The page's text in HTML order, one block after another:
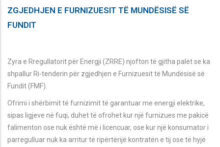
ZGJEDHJEN E FURNIZUESIT TË MUNDËSISË SË
FUNDIT
Zyra e Rregullatorit për Energji (ZRRE) njofton të gjitha palët se ka
shpallur Ri-tenderin për zgjedhjen e Furnizuesit të Mundësisë së
Fundit (FMF).
Ofrimi i shërbimit të furnizimit të garantuar me energji elektrike,
sipas ligjeve në fuqi, duhet të ofrohet kur një furnizues me pakicë
falimenton ose nuk është më i licencuar, ose kur një konsumator i
parregulluar nuk ka arritur të ripërtërijë kontratën e tij ose të hyjë